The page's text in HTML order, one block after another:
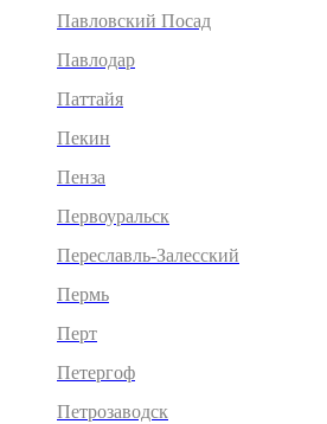
Павловский Посад
Павлодар
Паттайя
Пекин
Пенза
Первоуральск
Переславль-Залесский
Пермь
Перт
Петергоф
Петрозаводск